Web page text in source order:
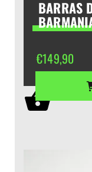
BARRAS
€149,90